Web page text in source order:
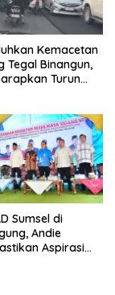
Kemacetan
Tegal Binangun,
Turun
Sumsel di
Andie
Aspirasi